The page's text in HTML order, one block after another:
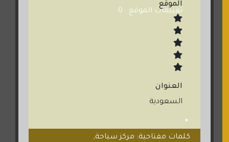
تقييمات الموقع : 0
الموقع
العنوان
السعودية
كلمات مفتاحية: مركز سياحة,